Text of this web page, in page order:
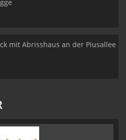
mit Abrisshaus an der Piusallee